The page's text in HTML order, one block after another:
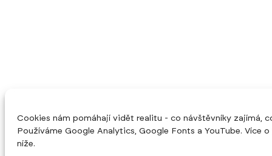
Cookies nám pomáhají vidět realitu - co návštěvníky zajímá,
Používáme Google Analytics, Google Fonts a YouTube. Více
níže.